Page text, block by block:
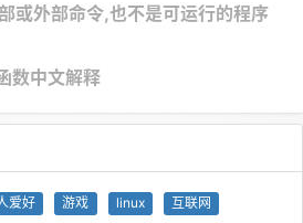
或外部命令,也不是可运行的程序
数中文解释
爱好 游戏 linux 互联网